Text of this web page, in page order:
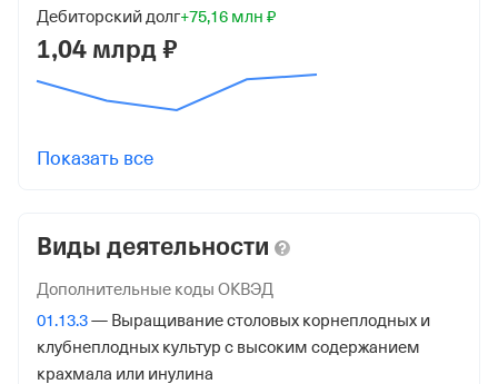
23 марта 2026
Управление Федеральной Налоговой Службы по
Внебюджетные фонды
Регистрационный номер в ПФР
Дата регистрации
Дебиторский долг+75,16 млн ₽
1,04 млрд ₽
Показать все
Виды деятельности
Дополнительные коды ОКВЭД
01.13.3— Выращивание столовых корнеплодных и
клубнеплодных культур с высоким содержанием
крахмала или инулина